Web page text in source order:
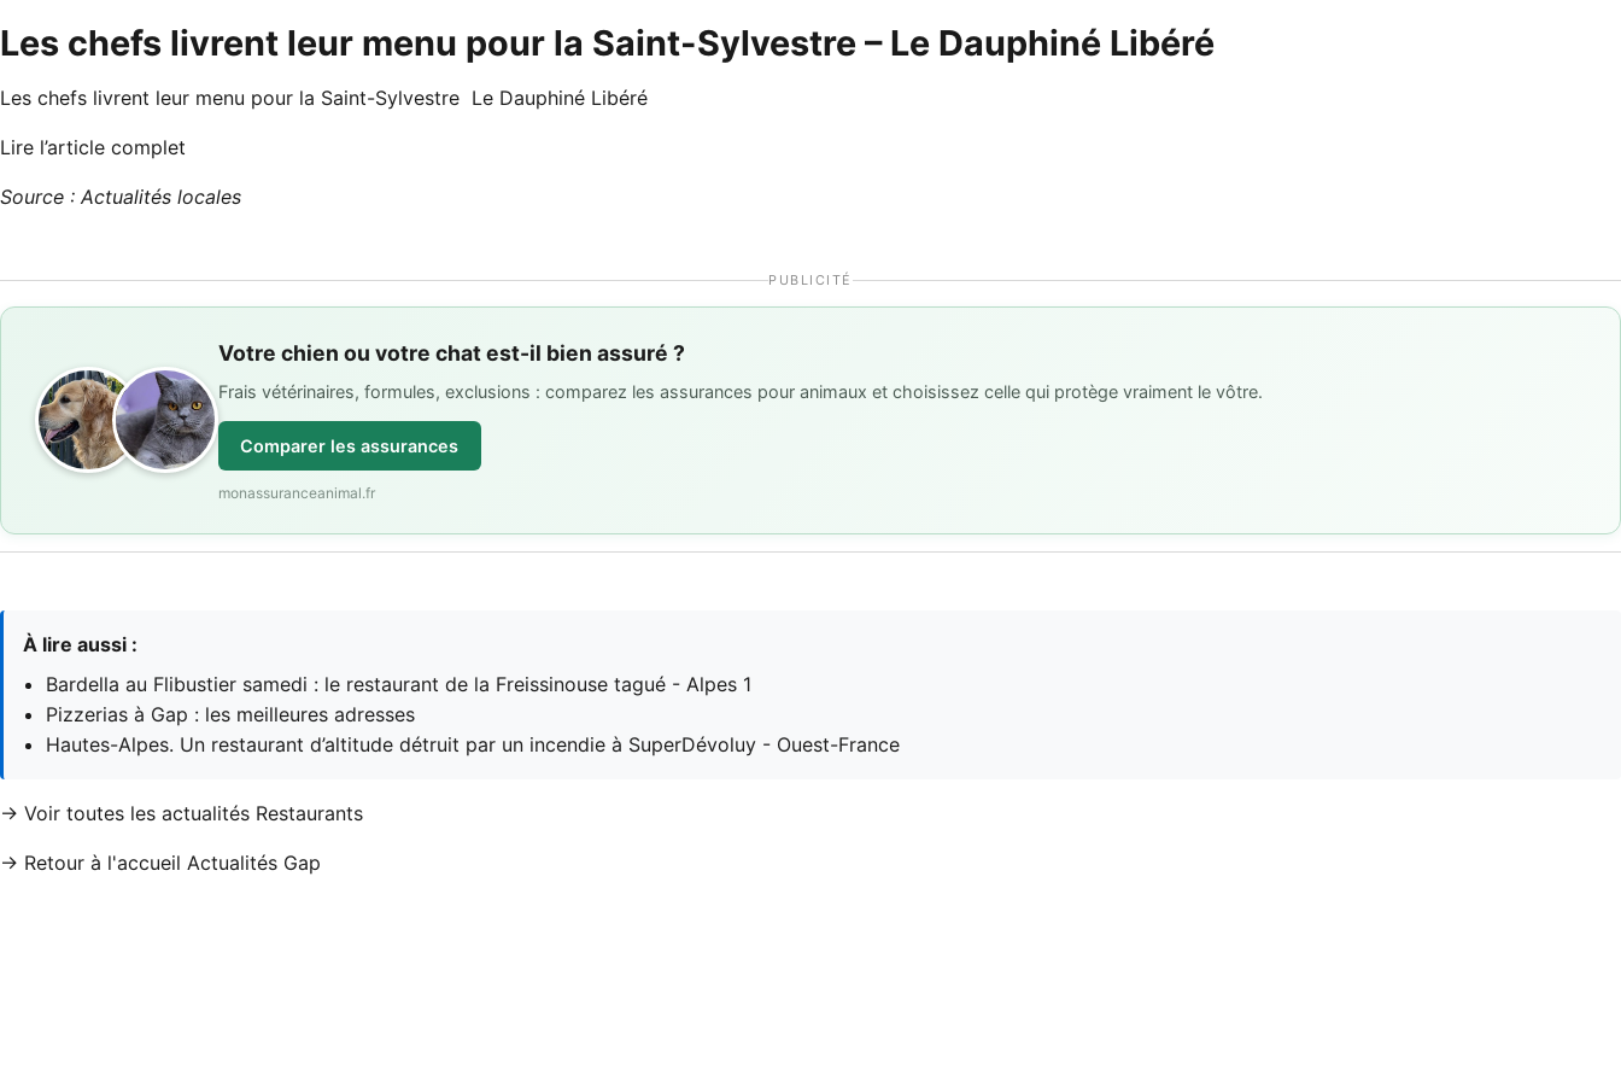
Les chefs livrent leur menu pour la Saint-Sylvestre – Le Dauphiné Libéré
Les chefs livrent leur menu pour la Saint-Sylvestre Le Dauphiné Libéré
Lire l’article complet
Source : Actualités locales
PUBLICITÉ
Votre chien ou votre chat est-il bien assuré ?
Frais vétérinaires, formules, exclusions : comparez les assurances pour animaux et choisissez celle qui protège vraiment le vôtre.
Comparer les assurances
monassuranceanimal.fr
À lire aussi :
Bardella au Flibustier samedi : le restaurant de la Freissinouse tagué - Alpes 1
Pizzerias à Gap : les meilleures adresses
Hautes-Alpes. Un restaurant d’altitude détruit par un incendie à SuperDévoluy - Ouest-France
→ Voir toutes les actualités Restaurants
→ Retour à l'accueil Actualités Gap